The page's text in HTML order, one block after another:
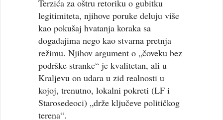
Terzića za oštru retoriku o gubitku
legitimiteta, njihove poruke deluju više
kao pokušaj hvatanja koraka sa
događajima nego kao stvarna pretnja
režimu. Njihov argument o „čoveku bez
podrške stranke“ je kvalitetan, ali u
Kraljevu on udara u zid realnosti u
kojoj, trenutno, lokalni pokreti (LF i
Starosedeoci) „drže ključeve političkog
terena“.